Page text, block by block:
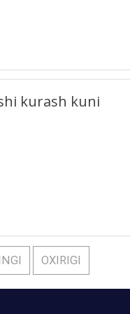
kurash kuni
OXIRIGI